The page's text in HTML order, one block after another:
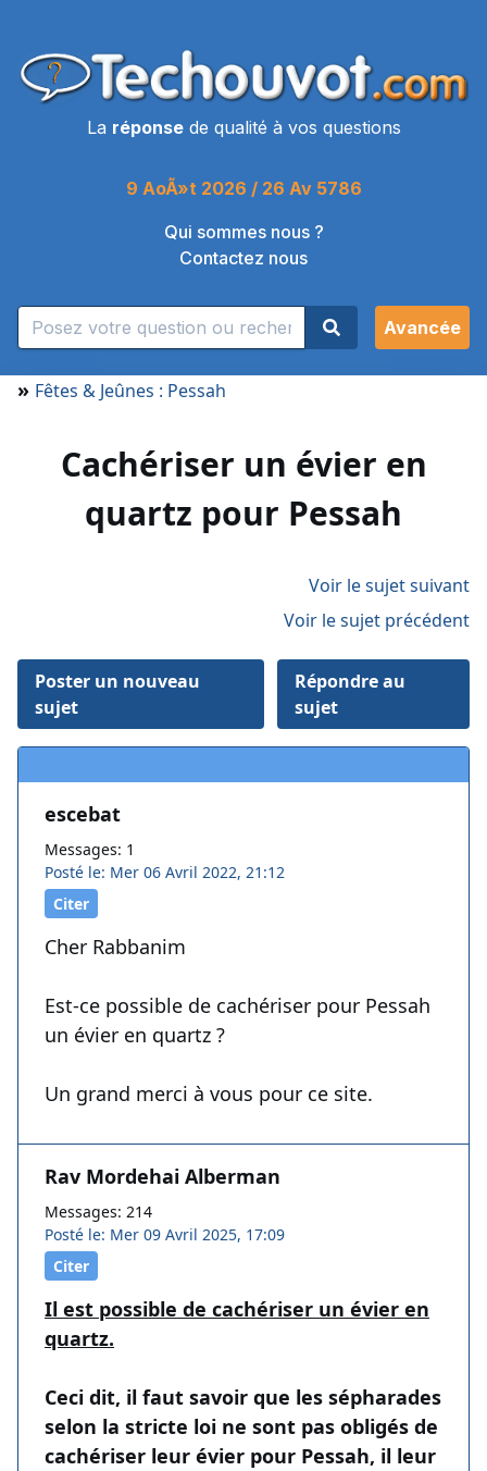
La réponsede qualité à vos questions
9 AoÃ»t 2026 / 26 Av 5786
Qui sommes nous ?
Contactez nous
Avancée
» Fêtes & Jeûnes : Pessah
Cachériser un évier en
quartz pour Pessah
Voir le sujet suivant
Voir le sujet précédent
Poster un nouveau
sujet
Répondre au
sujet
escebat
Messages: 1
Posté le: Mer 06 Avril 2022, 21:12
Citer
Cher Rabbanim
Est-ce possible de cachériser pour Pessah
un évier en quartz ?
Un grand merci à vous pour ce site.
Rav Mordehai Alberman
Messages: 214
Posté le: Mer 09 Avril 2025, 17:09
Citer
Il est possible de cachériser un évier en
quartz.
Ceci dit, il faut savoir que les sépharades
selon la stricte loi ne sont pas obligés de
cachériser leur évier pour Pessah, il leur